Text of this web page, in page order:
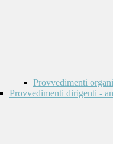
Provvedimenti
Provvedimenti dirigenti -